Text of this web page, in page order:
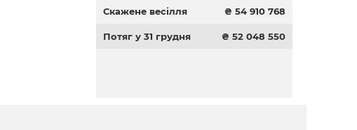
Скажене весілля ₴ 54 910 768
Потяг у 31 грудня ₴ 52 048 550